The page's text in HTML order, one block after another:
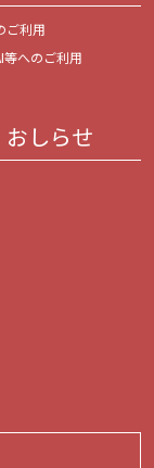
ご利用
等へのご利用
おしらせ